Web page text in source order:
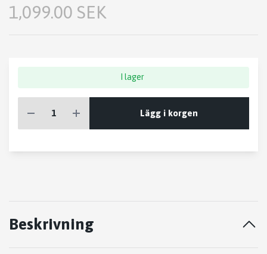
1,099.00 SEK
I lager
Lägg i korgen
Beskrivning